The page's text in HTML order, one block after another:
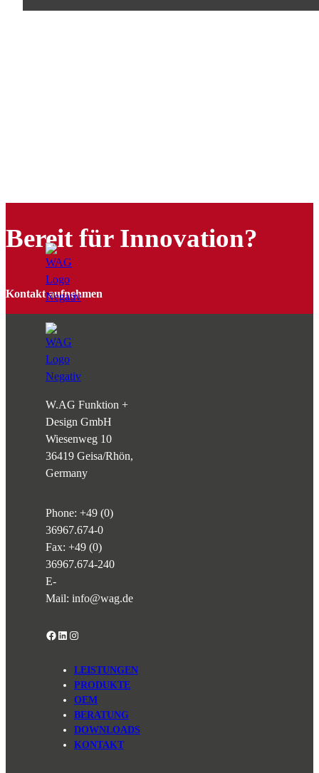
Bereit für Innovation?
Kontakt aufnehmen
W.AG Funktion +
Design GmbH
Wiesenweg 10
36419 Geisa/Rhön,
Germany
Phone: +49 (0)
36967.674-0
Fax: +49 (0)
36967.674-240
E-
Mail: info@wag.de
Facebook
LinkedIn
Instagram
LEISTUNGEN
PRODUKTE
OEM
BERATUNG
DOWNLOADS
KONTAKT